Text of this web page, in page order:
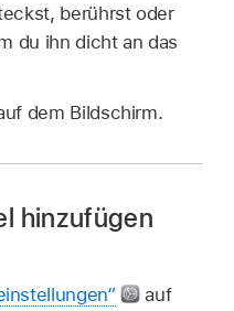
berührst oder
du ihn dicht an das
dem Bildschirm.
hinzufügen
auf